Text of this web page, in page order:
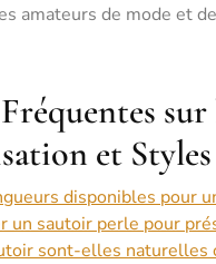
amateurs de mode et
et Styles
disponibles pour
sautoir perle pour
sont-elles naturelles